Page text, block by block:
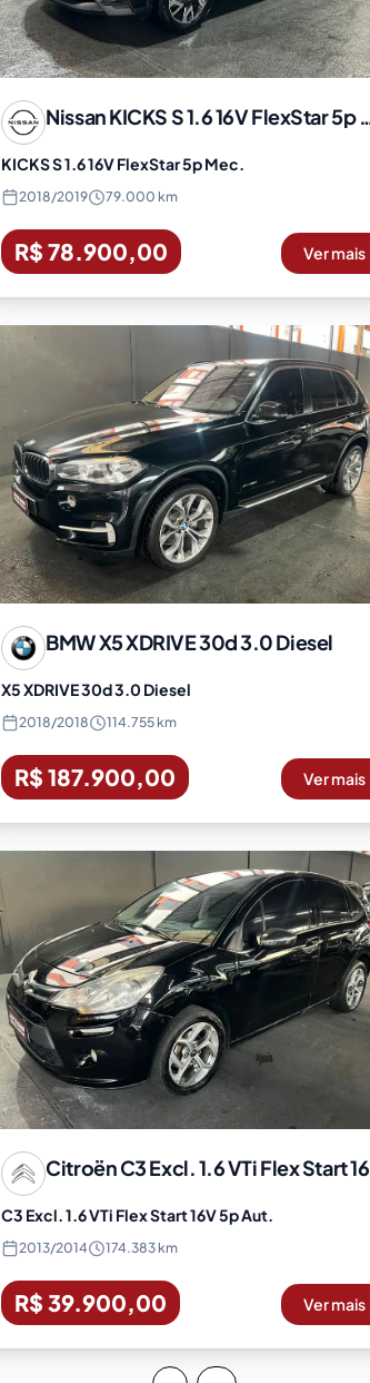
NissanKICKS S 1.6 16V FlexStar 5p Mec.
KICKS S 1.6 16V FlexStar 5p Mec.
2018/2019 79.000 km
R$ 78.900,00 Ver mais
BMWX5 XDRIVE 30d 3.0 Diesel
X5 XDRIVE 30d 3.0 Diesel
2018/2018 114.755 km
R$ 187.900,00 Ver mais
CitroënC3 Excl. 1.6 VTi Flex Start 16V 5p Aut.
C3 Excl. 1.6 VTi Flex Start 16V 5p Aut.
2013/2014 174.383 km
R$ 39.900,00 Ver mais